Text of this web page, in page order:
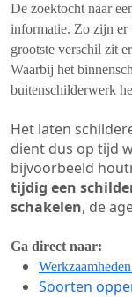
De zoektocht naar
informatie. Zo zijn er
grootste verschil zit
Waarbij het
buitenschilderwerk
Het laten
dient dus op tijd
bijvoorbeeld
tijdig een
schakelen, de
Ga direct naar:
Soorten